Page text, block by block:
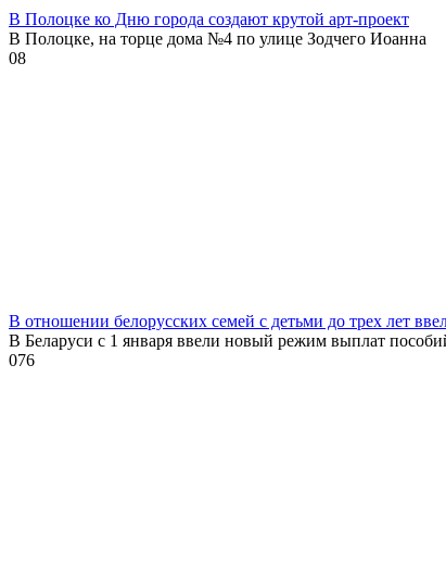
В Полоцке ко Дню города создают крутой арт-проект
В Полоцке, на торце дома №4 по улице Зодчего Иоанна
08
В отношении белорусских семей с детьми до трех лет
В Беларуси с 1 января ввели новый режим выплат
076